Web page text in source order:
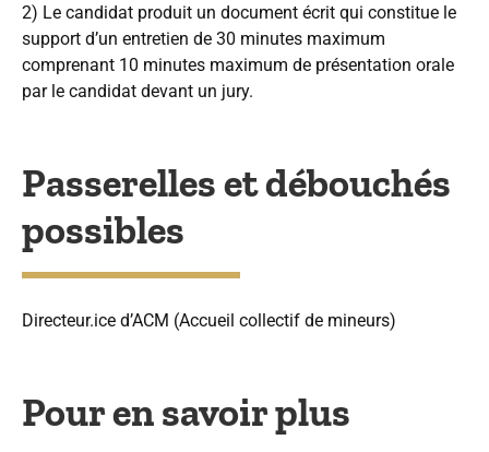
2) Le candidat produit un document écrit qui constitue le
support d’un entretien de 30 minutes maximum
comprenant 10 minutes maximum de présentation orale
par le candidat devant un jury.
Passerelles et débouchés
possibles
Directeur.ice d’ACM (Accueil collectif de mineurs)
Pour en savoir plus